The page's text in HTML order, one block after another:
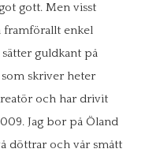
gott. Men visst
framförallt enkel
sätter guldkant på
som skriver heter
och har drivit
Jag bor på Öland
döttrar och vår smått